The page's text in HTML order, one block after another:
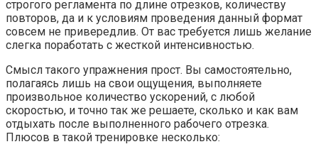
строгого регламента по длине отрезков, количеству
повторов, да и к условиям проведения данный формат
совсем не привередлив. От вас требуется лишь желание
слегка поработать с жесткой интенсивностью.
Смысл такого упражнения прост. Вы самостоятельно,
полагаясь лишь на свои ощущения, выполняете
произвольное количество ускорений, с любой
скоростью, и точно так же решаете, сколько и как вам
отдыхать после выполненного рабочего отрезка.
Плюсов в такой тренировке несколько: